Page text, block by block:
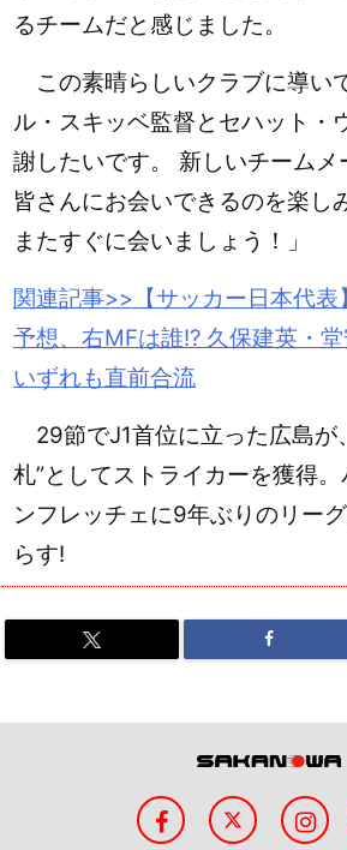
るチームだと感じました。
この素晴らしいクラブに導い
ル・スキッベ監督とセハット・
謝したいです。 新しいチーム
皆さんにお会いできるのを楽し
またすぐに会いましょう！」
関連記事>>【サッカー日本代表
予想、右MFは誰!? 久保建英・
いずれも直前合流
29節でJ1首位に立った広島が
札”としてストライカーを獲得
ンフレッチェに9年ぶりのリー
らす!